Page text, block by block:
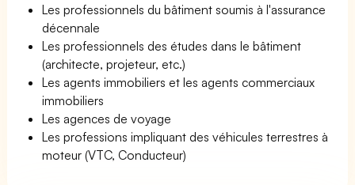
Les professionnels du bâtiment soumis à l'assurance
décennale
Les professionnels des études dans le bâtiment
(architecte, projeteur, etc.)
Les agents immobiliers et les agents commerciaux
immobiliers
Les agences de voyage
Les professions impliquant des véhicules terrestres à
moteur (VTC, Conducteur)